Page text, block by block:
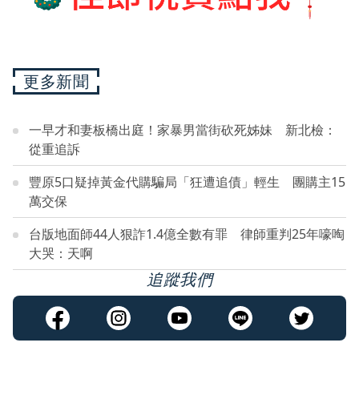
更多新聞
一早才和妻板橋出庭！家暴男當街砍死姊妹 新北檢：
從重追訴
豐原5口疑掉黃金代購騙局「狂遭追債」輕生 團購主15
萬交保
台版地面師44人狠詐1.4億全數有罪 律師重判25年嚎啕
大哭：天啊
追蹤我們